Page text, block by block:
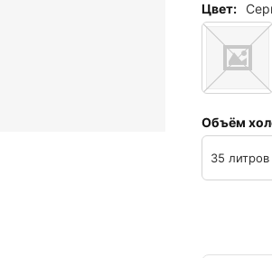
Цвет:
Объём
35 литров